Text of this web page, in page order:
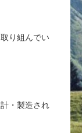
り組んでい
・製造され